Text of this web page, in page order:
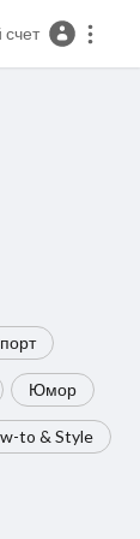
Юмор
to & Style